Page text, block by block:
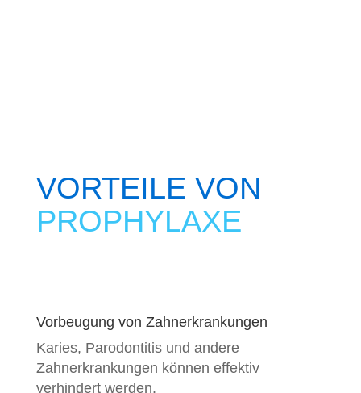
VORTEILE VON
PROPHYLAXE
Vorbeugung von Zahnerkrankungen
Karies, Parodontitis und andere
Zahnerkrankungen können effektiv
verhindert werden.